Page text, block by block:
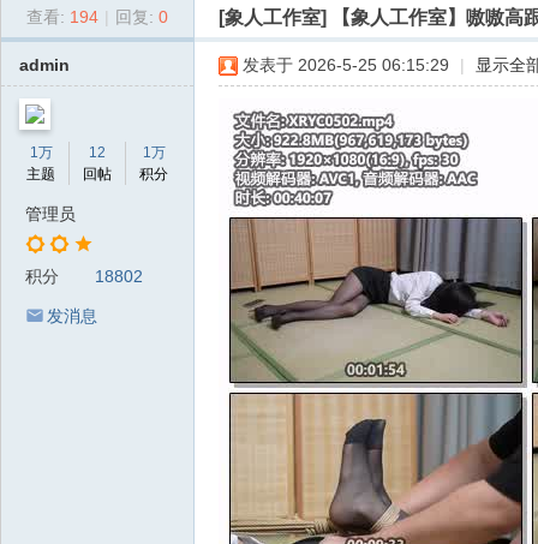
查看: 194 回复: 0 [象人工作室] 【象人工作室】嗷嗷高
admin
1万
主题
12
回帖
1万
积分
管理员
积分 18802
发消息
发表于 2026-5-25 06:15:29 显示全